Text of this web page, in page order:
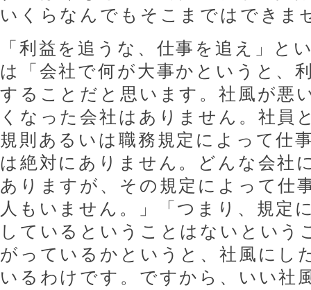
いくらなんでもそこまではできま
「利益を追うな、仕事を追え」と
は「会社で何が大事かというと、
することだと思います。社風が悪
くなった会社はありません。社員
規則あるいは職務規定によって仕
は絶対にありません。どんな会社
ありますが、その規定によって仕
人もいません。」「つまり、規定
しているということはないという
がっているかというと、社風にし
いるわけです。ですから、いい社